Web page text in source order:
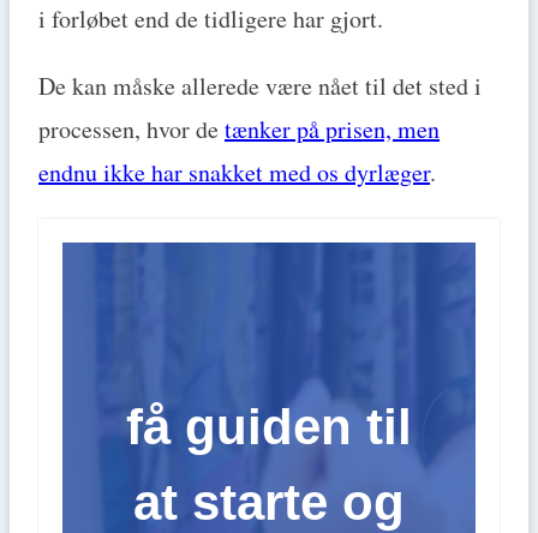
i forløbet end de tidligere har gjort.
De kan måske allerede være nået til det sted i
processen, hvor detænker på prisen, men
endnu ikke har snakket med os dyrlæger.
få guiden til
at starte og